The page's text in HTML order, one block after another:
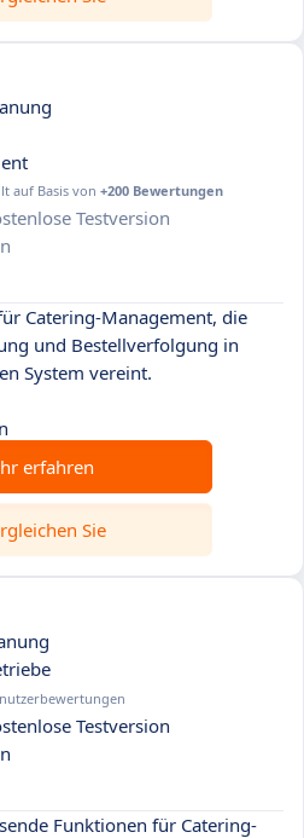
auf Basis von +200 Bewertungen
Testversion
Catering-Management, die
und Bestellverfolgung in
System vereint.
erfahren
Sie
Testversion
Funktionen für Catering-